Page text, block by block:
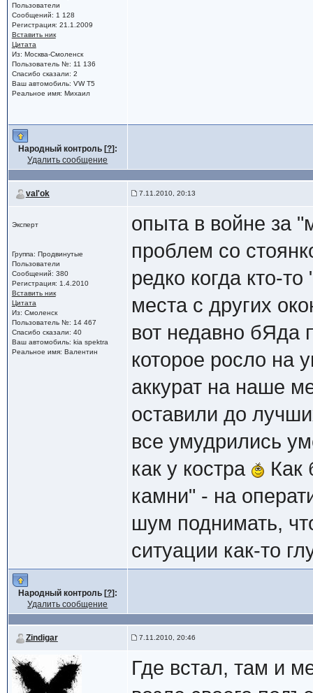
Пользователи
Сообщений: 1 128
Регистрация: 21.1.2009
Вставить ник
Цитата
Из: Москва-Смоленск
Пользователь №: 11 136
Спасибо сказали: 2
Ваш автомобиль: VW T5
Реальное имя: Михаил
Народный контроль [?]:
Удалить сообщение
val'ok 7.11.2010, 20:13
Эксперт
Группа: Продвинутые
Пользователи
Сообщений: 380
Регистрация: 1.4.2010
Вставить ник
Цитата
Из: Смоленск
Пользователь №: 14 467
Спасибо сказали: 40
Ваш автомобиль: kia spektra
Реальное имя: Валентин
опыта в войне за
проблем со
редко когда кто-
места с других
вот недавно бЯда
которое росло на
аккурат на наше
оставили до
все умудрились
как у костра
Как
камни" - на
шум поднимать,
ситуации как-то
Народный контроль [?]:
Удалить сообщение
Zindigar 7.11.2010, 20:46
Где встал, там и